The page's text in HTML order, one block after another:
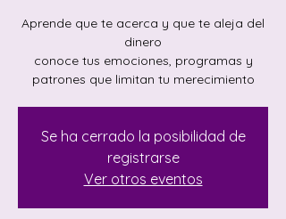
Aprende que te acerca y que te aleja del
dinero
conoce tus emociones, programas y
patrones que limitan tu merecimiento
Se ha cerrado la posibilidad de
registrarse
Ver otros eventos